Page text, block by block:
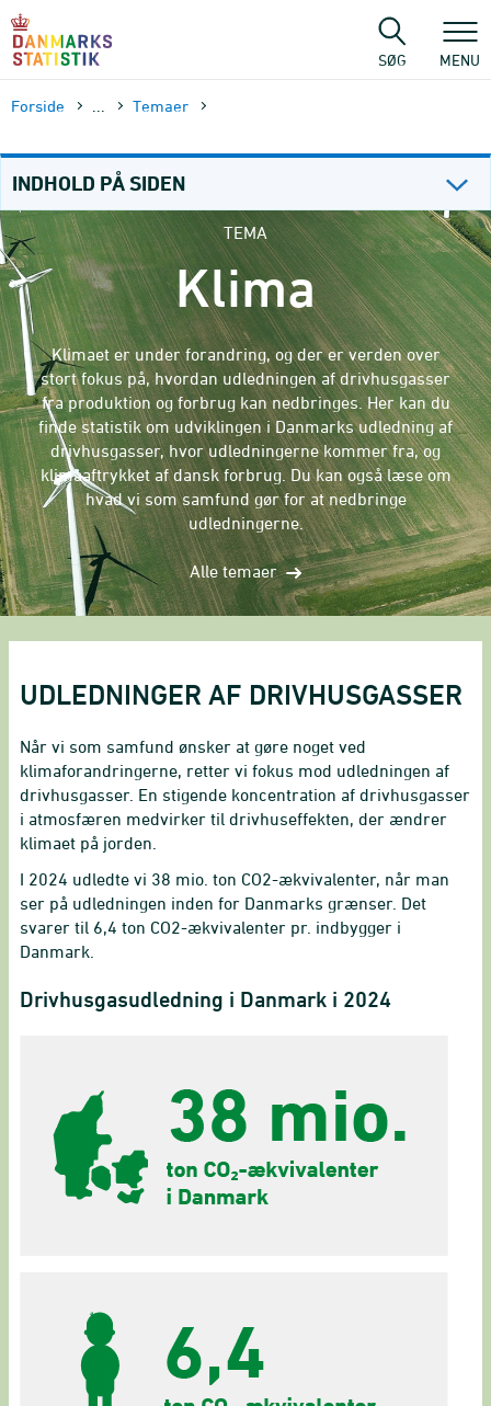
sidens
SØG MENU
Forside Temaer
TEMA
Klima
Klimaet er under forandring, og der er verden over
stort fokus på, hvordan udledningen af drivhusgasser
fra produktion og forbrug kan nedbringes. Her kan du
finde statistik om udviklingen i Danmarks udledning af
drivhusgasser, hvor udledningerne kommer fra, og
klimaaftrykket af dansk forbrug. Du kan også læse om
hvad vi som samfund gør for at nedbringe
udledningerne.
Alle temaer
INDHOLD PÅ SIDEN
UDLEDNINGER AF DRIVHUSGASSER
Når vi som samfund ønsker at gøre noget ved
klimaforandringerne, retter vi fokus mod udledningen af
drivhusgasser. En stigende koncentration af drivhusgasser
i atmosfæren medvirker til drivhuseffekten, der ændrer
klimaet på jorden.
I 2024 udledte vi 38 mio. ton CO2-ækvivalenter, når man
ser på udledningen inden for Danmarks grænser. Det
svarer til 6,4 ton CO2-ækvivalenter pr. indbygger i
Danmark.
Drivhusgasudledning i Danmark i 2024